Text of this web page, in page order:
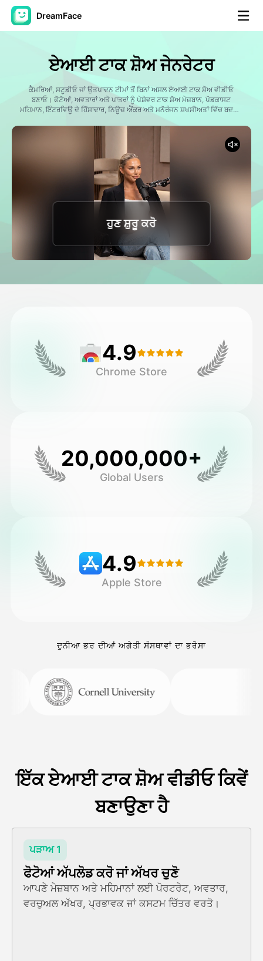
DreamFace
ਐਆਈ ਟੂਲਜ਼
ਅਵਤਾਰ ਵੀਡੀਓ
ਏਆਈ ਵੀਡੀਓ
ਹੋਰ ਸਾਧਨ ▼
ਸਾਰੇ ਟੂਲਜ਼ ਵੇਖੋ
ਟੈਂਪਲੇਟ
ਫੋਟੋ
ਹੋਰ ਸਾਧਨ
ਕੀਮਤ
ਏਆਈ ਟਾਕ ਸ਼ੋਅ ਜੇਨਰੇਟਰ
ਕੈਮਰਿਆਂ, ਸਟੂਡੀਓ ਜਾਂ ਉਤਪਾਦਨ ਟੀਮਾਂ ਤੋਂ ਬਿਨਾਂ ਅਸਲ ਏਆਈ ਟਾਕ ਸ਼ੋਅ ਵੀਡੀਓ
ਬਣਾਓ। ਫੋਟੋਆਂ, ਅਵਤਾਰਾਂ ਅਤੇ ਪਾਤਰਾਂ ਨੂੰ ਪੇਸ਼ੇਵਰ ਟਾਕ ਸ਼ੋਅ ਮੇਜ਼ਬਾਨ, ਪੋਡਕਾਸਟ
ਮਹਿਮਾਨ, ਇੰਟਰਵਿਊ ਦੇ ਹਿੱਸਾਦਾਰ, ਨਿਊਜ਼ ਐਂਕਰ ਅਤੇ ਮਨੋਰੰਜਨ ਸ਼ਖਸੀਅਤਾਂ ਵਿੱਚ ਬਦਲੋ।
ਹੁਣ ਸ਼ੁਰੂ ਕਰੋ
4.9
Chrome Store
20,000,000+
Global Users
4.9
Apple Store
ਦੁਨੀਆ ਭਰ ਦੀਆਂ ਅਗੇਤੀ ਸੰਸਥਾਵਾਂ ਦਾ ਭਰੋਸਾ
ਇੱਕ ਏਆਈ ਟਾਕ ਸ਼ੋਅ ਵੀਡੀਓ ਕਿਵੇਂ
ਬਣਾਉਣਾ ਹੈ
ਪੜਾਅ 1
ਫੋਟੋਆਂ ਅੱਪਲੋਡ ਕਰੋ ਜਾਂ ਅੱਖਰ ਚੁਣੋ
ਆਪਣੇ ਮੇਜ਼ਬਾਨ ਅਤੇ ਮਹਿਮਾਨਾਂ ਲਈ ਪੋਰਟਰੇਟ, ਅਵਤਾਰ,
ਵਰਚੁਅਲ ਅੱਖਰ, ਪ੍ਰਭਾਵਕ ਜਾਂ ਕਸਟਮ ਚਿੱਤਰ ਵਰਤੋ।